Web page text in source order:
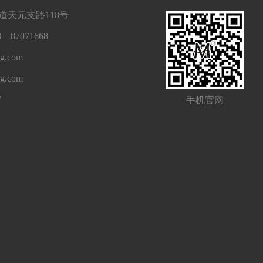
天元支路118号
87071668
手机官网